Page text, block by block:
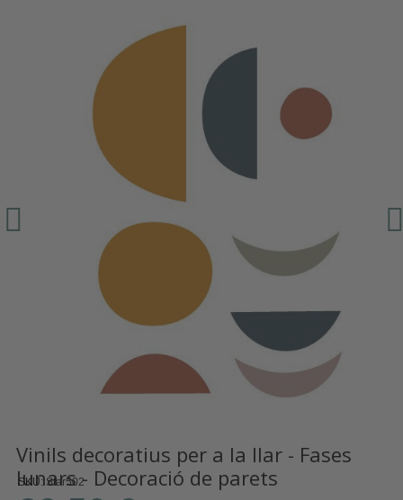
Vinils decoratius per a la llar - Fases
lunars - Decoració de parets
SKU Star502